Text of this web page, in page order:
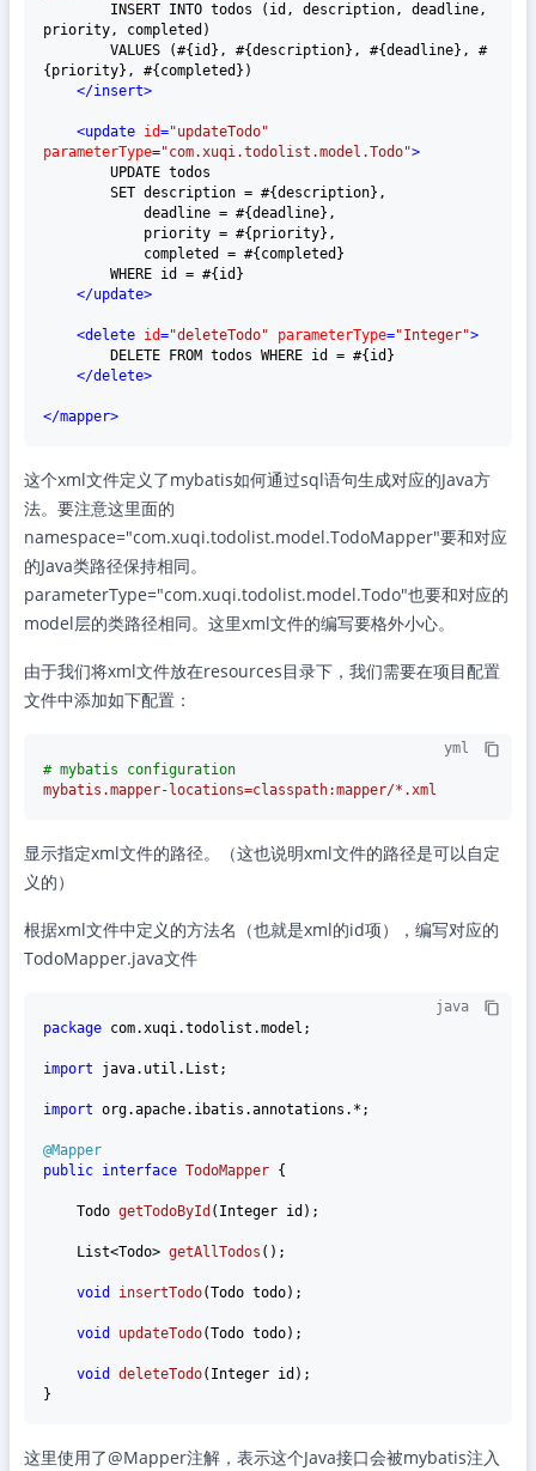
priority, completed)
{priority}, #{completed})
</insert>
<update id="updateTodo"
parameterType="com.xuqi.todolist.model.Todo">
</update>
<delete id="deleteTodo" parameterType="Integer">
</delete>
</mapper>
这个xml文件定义了mybatis如何通过sql语句生成对应的Java方
法。要注意这里面的
namespace="com.xuqi.todolist.model.TodoMapper"要和对应
的Java类路径保持相同。
parameterType="com.xuqi.todolist.model.Todo"也要和对应的
model层的类路径相同。这里xml文件的编写要格外小心。
由于我们将xml文件放在resources目录下，我们需要在项目配置
文件中添加如下配置：
yml
# mybatis configuration
mybatis.mapper-locations=classpath:mapper/*.xml
显示指定xml文件的路径。（这也说明xml文件的路径是可以自定
义的）
根据xml文件中定义的方法名（也就是xml的id项），编写对应的
TodoMapper.java文件
java
package com.xuqi.todolist.model;
import java.util.List;
import org.apache.ibatis.annotations.*;
@Mapper
public interface TodoMapper {
    Todo
getTodoById (Integer id) ;
    List<Todo>
getAllTodos () ;
void insertTodo(Todo todo) ;
void updateTodo(Todo todo) ;
void deleteTodo(Integer id) ;
这里使用了@Mapper注解，表示这个Java接口会被mybatis注入